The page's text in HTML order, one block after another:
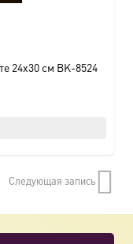
24х30 см BK-8524
Следующая запись